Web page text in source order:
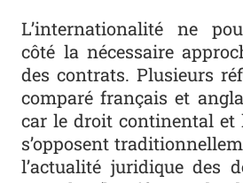
L’internationalité ne
côté la nécessaire
des contrats. Plusieurs
comparé français et
car le droit continental et
s’opposent
l’actualité juridique des